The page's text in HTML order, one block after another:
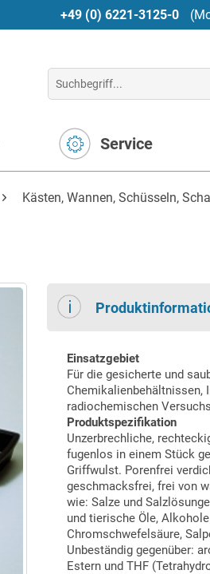
+49 (0) 6221-3125-0
Service
Kästen, Wannen, Schüsseln,
Einsatzgebiet
Für die gesicherte und
Chemikalienbehältnissen,
radiochemischen
Produktspezifikation
Unzerbrechliche,
fugenlos in einem Stück
Griffwulst. Porenfrei
geschmacksfrei, frei von
wie: Salze und
und tierische Öle,
Chromschwefelsäure,
Unbeständig gegenüber:
Estern und THF